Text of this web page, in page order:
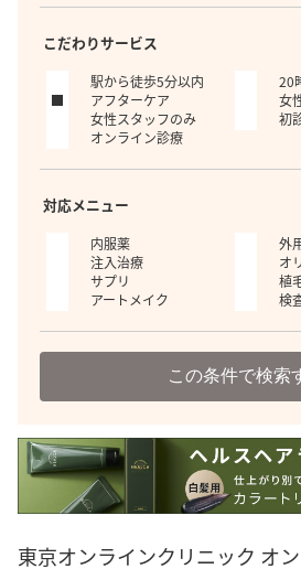
こだわりサービス
駅から徒歩5分以内
20
アフターケア
女
女性スタッフのみ
初
オンライン診療
対応メニュー
内服薬
外
注入治療
オ
サプリ
植
アートメイク
検
この条件で検索
東京オンラインクリニック オ